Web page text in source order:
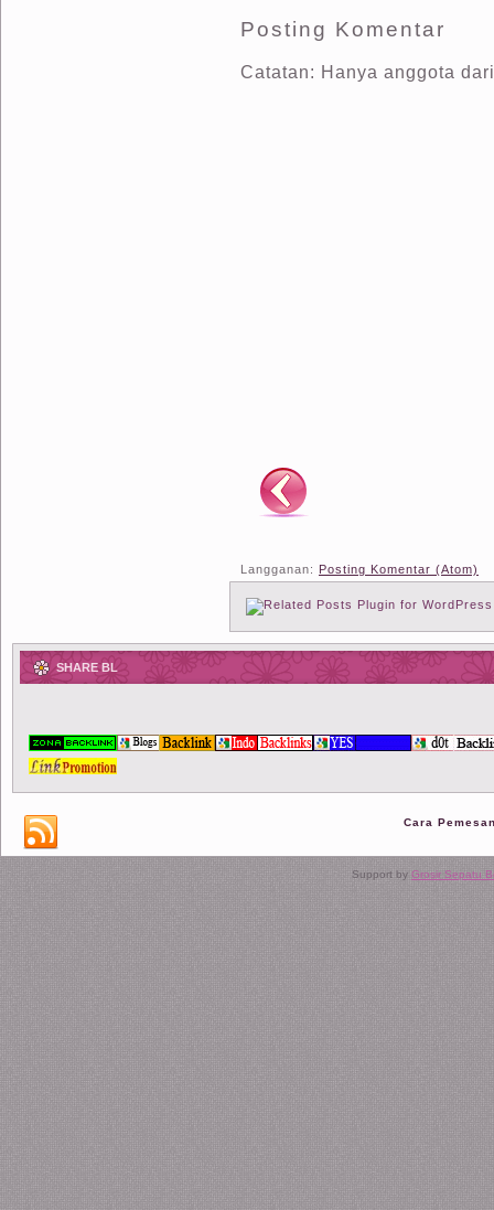
Posting Komentar
Catatan: Hanya anggota
Langganan: Posting Komentar (Atom)
SHARE BL
Cara
Support by Grosir Sepatu